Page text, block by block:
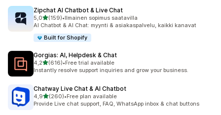
Zipchat AI Chatbot & Live Chat
5,0/ 5 tähteä
(159)
159 arvostelua yhteensä
•Ilmainen sopimus saatavilla
AI Chatbot & AI Chat: myynti & asiakaspalvelu, kaikki kanavat
Built for Shopify
Gorgias: AI, Helpdesk & Chat
4,2/ 5 tähteä
(616)
616 arvostelua yhteensä
•Free trial available
Instantly resolve support inquiries and grow your business.
Chatway Live Chat & AI Chatbot
4,9/ 5 tähteä
(260)
260 arvostelua yhteensä
•Free plan available
Provide Live chat support, FAQ, WhatsApp inbox & chat buttons